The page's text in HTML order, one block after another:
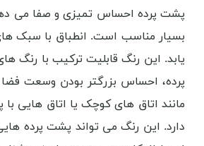
پشت پرده احساس تمیزی و صفا می دهد.
بسیار مناسب است. انطباق با سبک
یابد. این رنگ قابلیت ترکیب با رنگ
پرده، احساس بزرگتر بودن وسعت
مانند اتاق های کوچک یا اتاق هایی
دارد. این رنگ می تواند پشت پرده